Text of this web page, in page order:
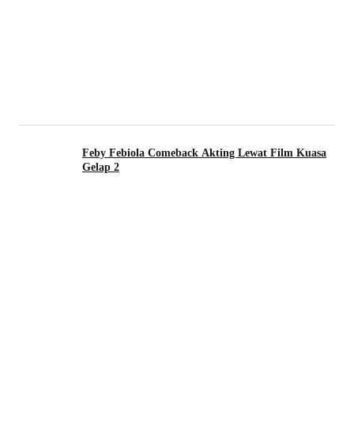
Feby Febiola Comeback Akting Lewat Film Kuasa
Gelap 2